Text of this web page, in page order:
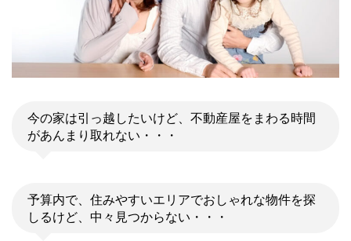
今の家は引っ越したいけど、不動産屋をまわる時間
があんまり取れない・・・
予算内で、住みやすいエリアでおしゃれな物件を探
しるけど、中々見つからない・・・